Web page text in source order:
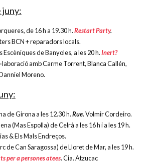
juny:
de 16 h a 19.30 h.Restart Party.
BCN + reparadors locals.
de Banyoles, a les 20 h.Inert?
amb Carme Torrent, Blanca Callén,
Moreno.
de Girona a les 12.30 h.Rue.Volmir Cordeiro.
(Mas Espolla) de Celrà a les 16 h i a les 19 h.
& Els Mals Endreços.
de Can Saragossa) de Lloret de Mar, a les 19 h.
per a persones atees.Cia. Atzucac